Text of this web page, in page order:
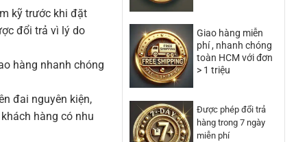
Giao hàng miễn
phí , nhanh chóng
toàn HCM với đơn
> 1 triệu
Được phép đổi trả
hàng trong 7 ngày
miễn phí
kỹ trước khi đặt
đổi trả vì lý do
hàng nhanh chóng
đai nguyên kiện,
hàng có nhu